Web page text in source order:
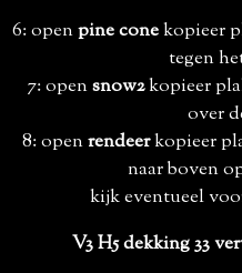
6: openpine conekopieer
tegen
7: opensnow2kopieer
over
8: openrendeerkopieer
naar boven
kijk eventueel
V3 H5 dekking 33